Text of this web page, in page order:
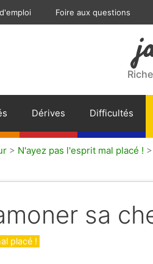
Foire aux questions
Dérives Difficultés
> N'ayez pas l'esprit mal placé ! >
sa
placé !